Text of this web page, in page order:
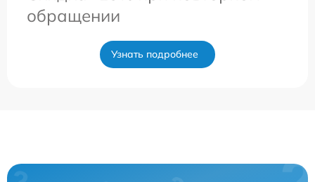
обращении
Узнать подробнее